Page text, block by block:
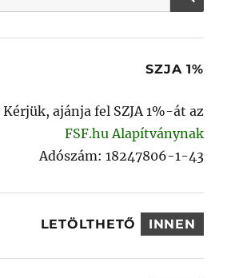
SZJA 1%
Kérjük, ajánja fel SZJA 1%-át az
FSF.hu Alapítványnak
Adószám: 18247806-1-43
LETÖLTHETŐ INNEN